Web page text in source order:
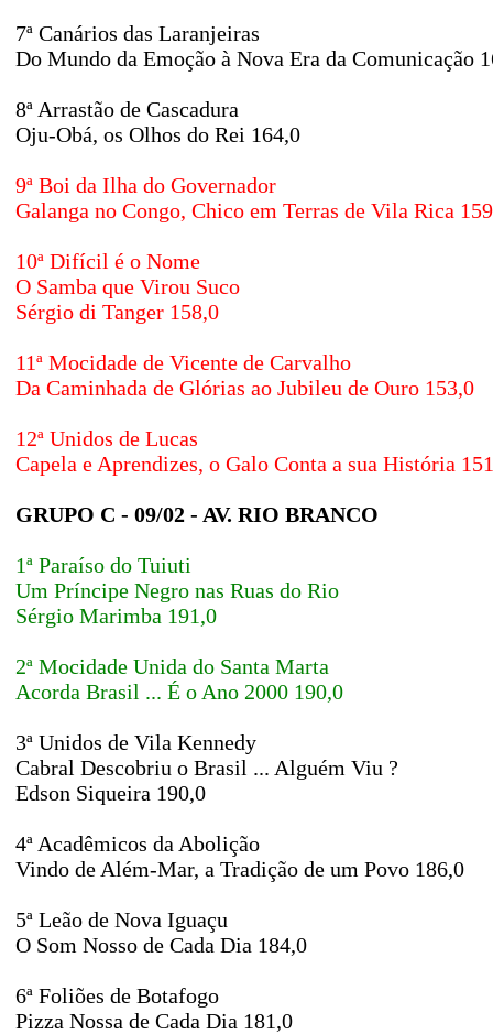
7ª Canários das Laranjeiras
Do Mundo da Emoção à Nova Era da Comunicação
8ª Arrastão de Cascadura
Oju-Obá, os Olhos do Rei 164,0
9ª Boi da Ilha do Governador
Galanga no Congo, Chico em Terras de Vila Rica
10ª Difícil é o Nome
O Samba que Virou Suco
Sérgio di Tanger 158,0
11ª Mocidade de Vicente de Carvalho
Da Caminhada de Glórias ao Jubileu de Ouro 153,0
12ª Unidos de Lucas
Capela e Aprendizes, o Galo Conta a sua História
GRUPO C - 09/02 - AV. RIO BRANCO
1ª Paraíso do Tuiuti
Um Príncipe Negro nas Ruas do Rio
Sérgio Marimba 191,0
2ª Mocidade Unida do Santa Marta
Acorda Brasil ... É o Ano 2000 190,0
3ª Unidos de Vila Kennedy
Cabral Descobriu o Brasil ... Alguém Viu ?
Edson Siqueira 190,0
4ª Acadêmicos da Abolição
Vindo de Além-Mar, a Tradição de um Povo 186,0
5ª Leão de Nova Iguaçu
O Som Nosso de Cada Dia 184,0
6ª Foliões de Botafogo
Pizza Nossa de Cada Dia 181,0